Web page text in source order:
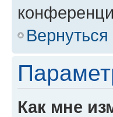
Как мне